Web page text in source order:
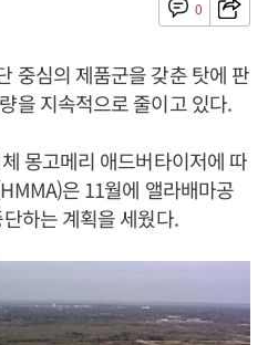
0
중심의 제품군을 갖춘 탓에 판
을 지속적으로 줄이고 있다.
몽고메리 애드버타이저에 따
은 11월에 앨라배마공
하는 계획을 세웠다.